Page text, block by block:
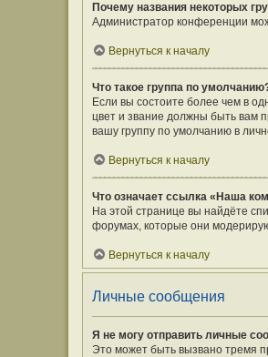
Почему названия некоторых
Администратор конференции
Вернуться к началу
Что такое группа по
Если вы состоите более чем в
цвет и звание должны быть вам
вашу группу по умолчанию в
Вернуться к началу
Что означает ссылка «Наша
На этой странице вы найдёте
форумах, которые они
Вернуться к началу
Личные сообщения
Я не могу отправить личные
Это может быть вызвано тремя